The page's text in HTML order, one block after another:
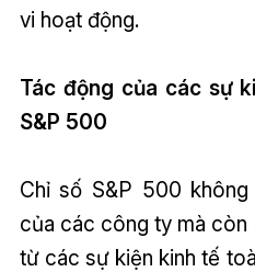
vi hoạt động.
Tác động của các sự
S&P 500
Chỉ số S&P 500 không
của các công ty mà còn
từ các sự kiện kinh tế